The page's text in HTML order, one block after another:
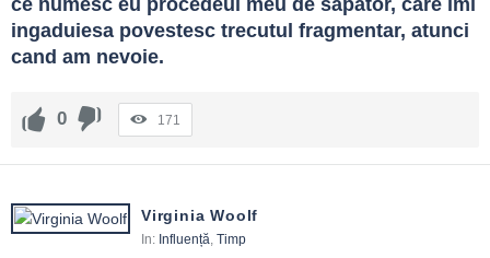
ce numesc eu procedeul meu de sapator, care imi
ingaduiesa povestesc trecutul fragmentar, atunci
cand am nevoie.
0 171
Virginia Woolf
In: Influență, Timp